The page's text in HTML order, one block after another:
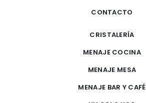
CONTACTO
CRISTALERÍA
MENAJE COCINA
MENAJE MESA
MENAJE BAR Y CAFÉ